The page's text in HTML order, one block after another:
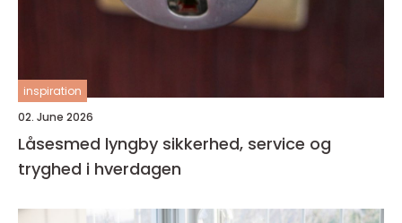
inspiration
02. June 2026
Låsesmed lyngby sikkerhed, service og
tryghed i hverdagen